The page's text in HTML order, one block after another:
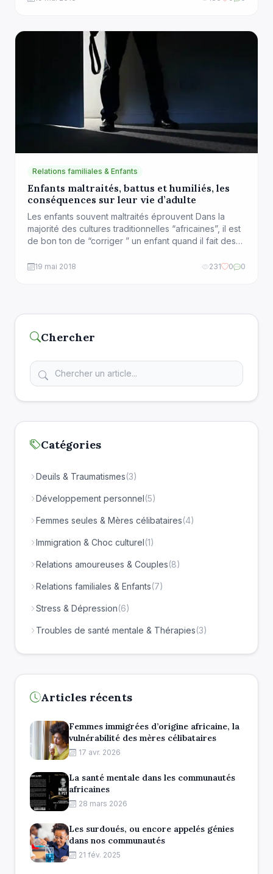
rancune, […]
Relations familiales & Enfants
Enfants maltraités, battus et humiliés, les
conséquences sur leur vie d’adulte
Les enfants souvent maltraités éprouvent Dans la
majorité des cultures traditionnelles “africaines”, il est
de bon ton de “corriger ” un enfant quand il fait des
parents ne sont pas toujours les seuls à administrer
19 mai 2018 231 0 0
Chercher
Catégories
Deuils & Traumatismes(3)
Développement personnel(5)
Femmes seules & Mères célibataires(4)
Immigration & Choc culturel(1)
Relations amoureuses & Couples(8)
Relations familiales & Enfants(7)
Stress & Dépression(6)
Troubles de santé mentale & Thérapies(3)
Articles récents
Femmes immigrées d’origine africaine, la
vulnérabilité des mères célibataires
17 avr. 2026
La santé mentale dans les communautés
africaines
28 mars 2026
Les surdoués, ou encore appelés génies
dans nos communautés
21 fév. 2025